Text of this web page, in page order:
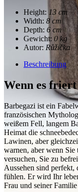
Height: 13 cm
Width: 8 cm
Depth: 6 cm
Gewicht: 0 kg
Autor: Růžička
Beschreibung
Wenn es friert
Barbegazi ist ein
französischen
weißem Fell, langem
Heimat die
Lawinen, aber
warnen, aber wenn
versuchen, Sie zu
Aussehen sind perfekt,
fühlen. Er wird Ihr
Frau und seiner